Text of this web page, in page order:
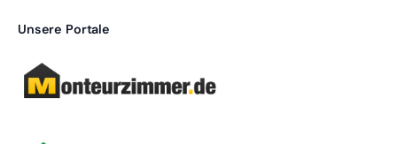
Unsere Portale